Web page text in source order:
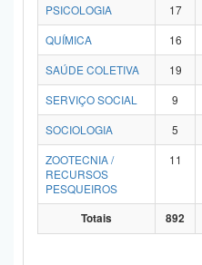
PSICOLOGIA 17
QUÍMICA
16
SAÚDE COLETIVA
19
SERVIÇO SOCIAL
9
SOCIOLOGIA
5
ZOOTECNIA /
RECURSOS
PESQUEIROS
11
Totais 892